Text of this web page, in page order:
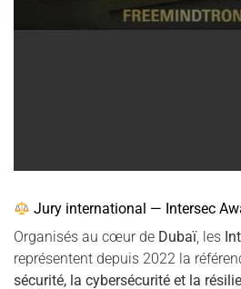
Jury international — Intersec
Organisés au cœur de Dubaï, les
représentent depuis 2022 la
sécurité, la cybersécurité et la